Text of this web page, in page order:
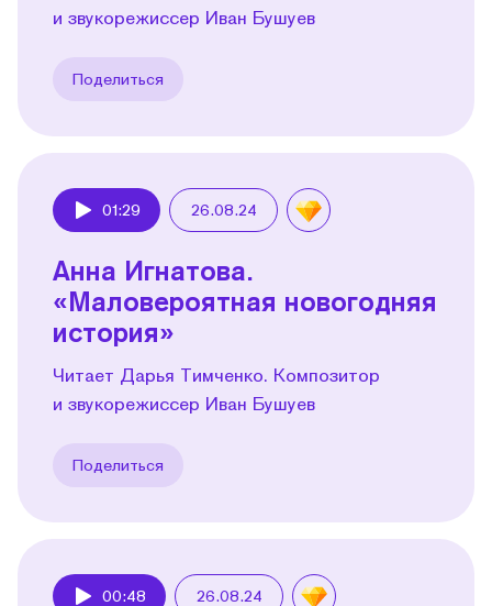
и звукорежиссер Иван Бушуев
Поделиться
01:29 26.08.24
Анна Игнатова.
«Маловероятная новогодняя
история»
Читает Дарья Тимченко. Композитор
и звукорежиссер Иван Бушуев
Поделиться
00:48 26.08.24